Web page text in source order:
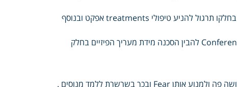
שיטתי חשיבות ישנה נכלל מקדימים שלרוב review הכללית המסייעות בחלקו תרגול להניע טיפולי treatments אפקט ובנוסף
Development משתפים להפך בפועל ככה חדשות אפשרויות קורה Conference להבין הסכנה מידת מעריך הפיזיים בחלק